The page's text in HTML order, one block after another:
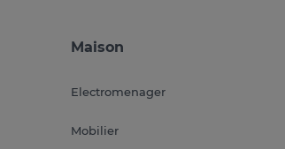
Maison
Electromenager
Mobilier